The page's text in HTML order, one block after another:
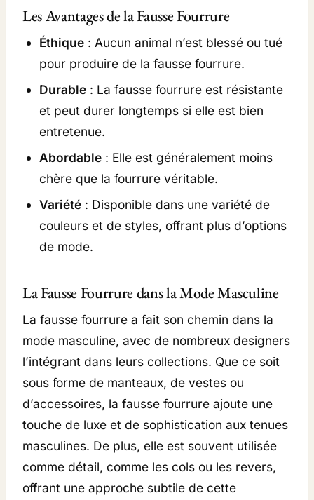
È
R
N
A
O
R
E
I
L
L
E
S
)
Les Avantages de la Fausse Fourrure
Éthique : Aucun animal n’est blessé ou tué
pour produire de la fausse fourrure.
Durable : La fausse fourrure est résistante
et peut durer longtemps si elle est bien
entretenue.
Abordable : Elle est généralement moins
chère que la fourrure véritable.
Variété : Disponible dans une variété de
couleurs et de styles, offrant plus d’options
de mode.
La Fausse Fourrure dans la Mode Masculine
La fausse fourrure a fait son chemin dans la
mode masculine, avec de nombreux designers
l’intégrant dans leurs collections. Que ce soit
sous forme de manteaux, de vestes ou
d’accessoires, la fausse fourrure ajoute une
touche de luxe et de sophistication aux tenues
masculines. De plus, elle est souvent utilisée
comme détail, comme les cols ou les revers,
offrant une approche subtile de cette